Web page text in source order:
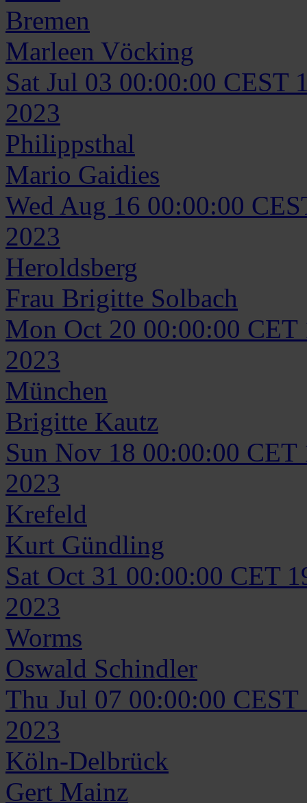
Bremen
Marleen Vöcking
Sat Jul 03 00:00:00 CEST
2023
Philippsthal
Mario Gaidies
Wed Aug 16 00:00:00
2023
Heroldsberg
Frau Brigitte Solbach
Mon Oct 20 00:00:00 CET
2023
München
Brigitte Kautz
Sun Nov 18 00:00:00 CET
2023
Krefeld
Kurt Gündling
Sat Oct 31 00:00:00 CET
2023
Worms
Oswald Schindler
Thu Jul 07 00:00:00 CEST
2023
Köln-Delbrück
Gert Mainz